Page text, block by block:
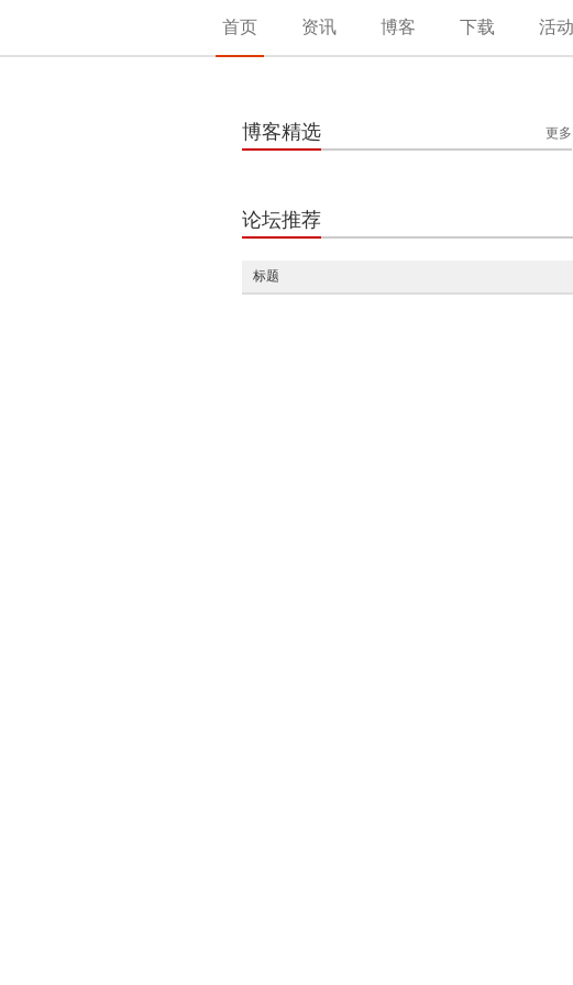
首页 资讯 博客 下载 活动
博客精选 更多
论坛推荐
标题